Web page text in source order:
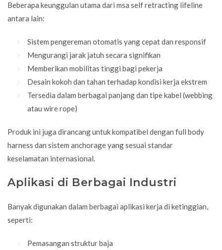
Beberapa keunggulan utama dari msa self retracting lifeline
antara lain:
Sistem pengereman otomatis yang cepat dan responsif
Mengurangi jarak jatuh secara signifikan
Memberikan mobilitas tinggi bagi pekerja
Desain kokoh dan tahan terhadap kondisi kerja ekstrem
Tersedia dalam berbagai panjang dan tipe kabel (webbing
atau wire rope)
Produk ini juga dirancang untuk kompatibel dengan full body
harness dan sistem anchorage yang sesuai standar
keselamatan internasional.
Aplikasi di Berbagai Industri
Banyak digunakan dalam berbagai aplikasi kerja di ketinggian,
seperti:
Pemasangan struktur baja